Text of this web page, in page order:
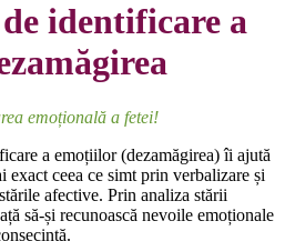
identificare a
emoțională a fetei!
a emoțiilor (dezamăgirea) îi ajută
exact ceea ce simt prin verbalizare și
afective. Prin analiza stării
să-și recunoască nevoile emoționale